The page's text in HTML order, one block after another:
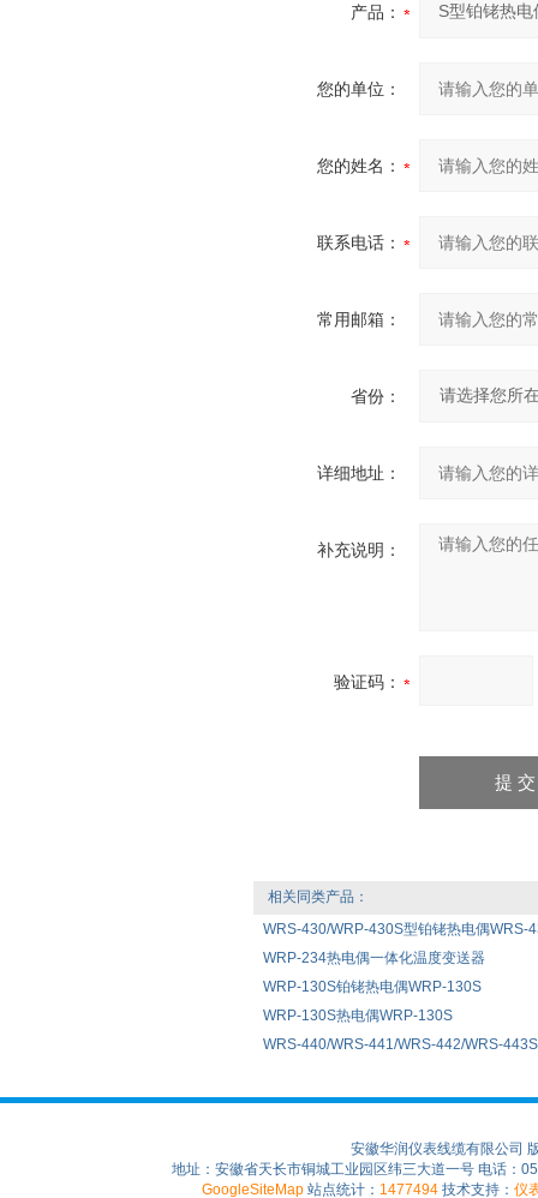
产品：
您的单位：
您的姓名：
联系电话：
常用邮箱：
省份：
详细地址：
补充说明：
验证码：
相关同类产品：
WRS-430/WRP-430S型铂铑热电偶WRS-
WRP-234热电偶一体化温度变送器
WRP-130S铂铑热电偶WRP-130S
WRP-130S热电偶WRP-130S
WRS-440/WRS-441/WRS-442/WRS-
安徽华润仪表线缆有限公司
地址：安徽省天长市铜城工业园区纬三大道一号 电话：
GoogleSiteMap 站点统计： 1477494 技术支持： 仪